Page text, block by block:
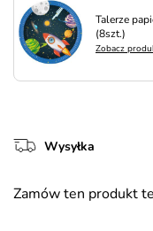
Talerze
(8szt.)
Zobacz
Wysyłka
Zamów ten produkt